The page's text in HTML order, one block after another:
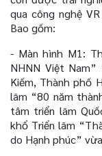
qua công nghệ
Bao gồm:
- Màn hình M1:
NHNN Việt
Kiếm, Thành phố
lãm “80 năm
tâm triển lãm
khổ Triển lãm
do Hạnh phúc”